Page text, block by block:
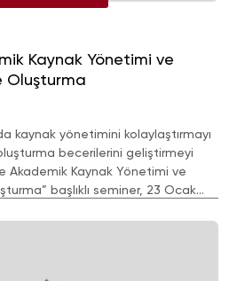
Kaynak Yönetimi ve
Oluşturma
kaynak yönetimini kolaylaştırmayı
becerilerini geliştirmeyi
Akademik Kaynak Yönetimi ve
başlıklı seminer, 23 Ocak